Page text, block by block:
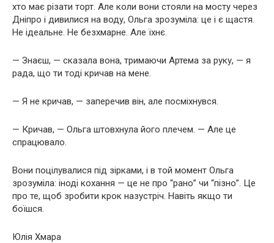
хто має різати торт. Але коли вони стояли на мосту через
Дніпро і дивилися на воду, Ольга зрозуміла: це і є щастя.
Не ідеальне. Не безхмарне. Але їхнє.
— Знаєш, — сказала вона, тримаючи Артема за руку, — я
рада, що ти тоді кричав на мене.
— Я не кричав, — заперечив він, але посміхнувся.
— Кричав, — Ольга штовхнула його плечем. — Але це
спрацювало.
Вони поцілувалися під зірками, і в той момент Ольга
зрозуміла: іноді кохання — це не про “рано” чи “пізно”. Це
про те, щоб зробити крок назустріч. Навіть якщо ти
боїшся.
Юлія Хмара